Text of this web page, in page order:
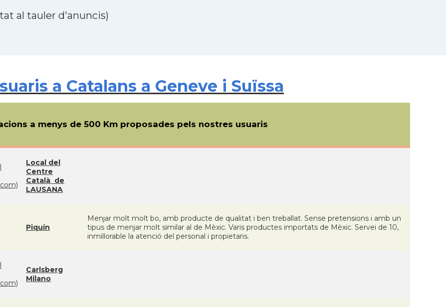
al tauler d'anuncis)
a Catalans a Geneve i Suïssa
a menys de 500 Km proposades pels nostres usuaris
Local del
Centre
Català de
LAUSANA
Piquín
Menjar molt molt bo, amb producte de qualitat i ben treballat. Sense pretensions i amb un
tipus de menjar molt similar al de Mèxic. Varis productes importats de Mèxic. Servei de 10,
inmillorable la atenció del personal i propietaris.
Carlsberg
Milano